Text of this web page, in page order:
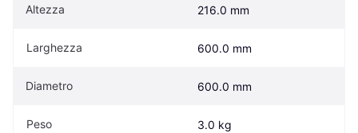
Altezza 216.0 mm
Larghezza 600.0 mm
Diametro 600.0 mm
Peso 3.0 kg